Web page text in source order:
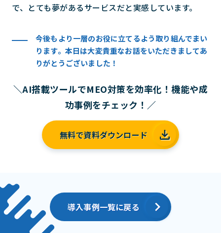
で、とても夢があるサービスだと実感しています。
今後もより一層のお役に立てるよう取り組んでまい
ります。本日は大変貴重なお話をいただきましてあ
りがとうございました！
＼AI搭載ツールでMEO対策を効率化！機能や成
功事例をチェック！／
無料で資料ダウンロード
導入事例一覧に戻る